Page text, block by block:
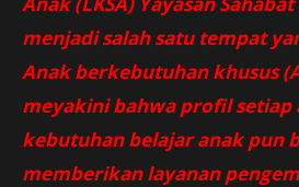
menjadi salah satu tempat
Anak berkebutuhan khusus
meyakini bahwa profil setiap
kebutuhan belajar anak pun
memberikan layanan